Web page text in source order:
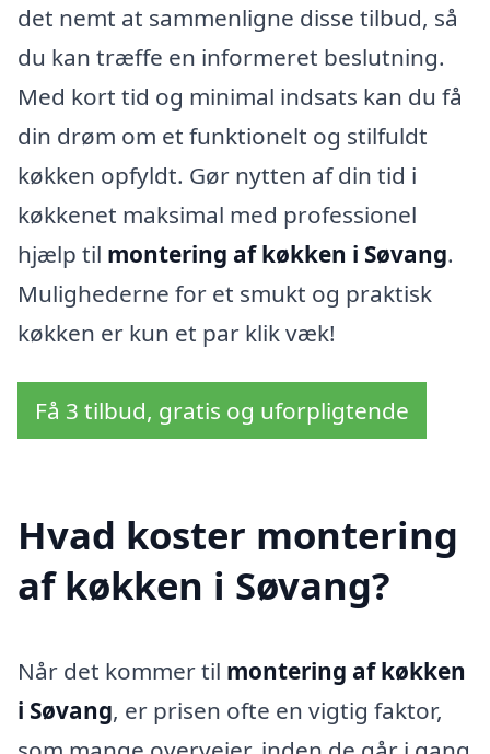
det nemt at sammenligne disse tilbud, så
du kan træffe en informeret beslutning.
Med kort tid og minimal indsats kan du få
din drøm om et funktionelt og stilfuldt
køkken opfyldt. Gør nytten af din tid i
køkkenet maksimal med professionel
hjælp til montering af køkken i Søvang.
Mulighederne for et smukt og praktisk
køkken er kun et par klik væk!
Få 3 tilbud, gratis og uforpligtende
Hvad koster montering
af køkken i Søvang?
Når det kommer til montering af køkken
i Søvang, er prisen ofte en vigtig faktor,